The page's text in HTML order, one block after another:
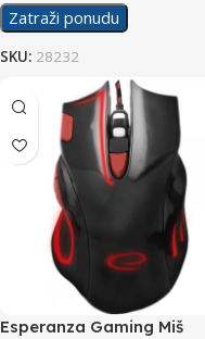
Zatraži ponudu
SKU: 28232
Esperanza Gaming Miš